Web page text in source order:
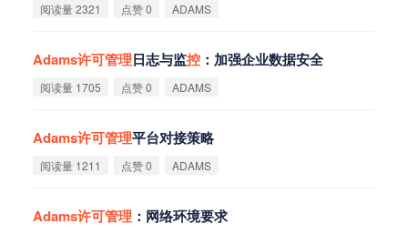
阅读量 2321 点赞 0 ADAMS
Adams许可管理日志与监控 ：加强企业数据安全
阅读量 1705 点赞 0 ADAMS
Adams许可管理平台对接策略
阅读量 1211 点赞 0 ADAMS
Adams许可管理 ：网络环境要求